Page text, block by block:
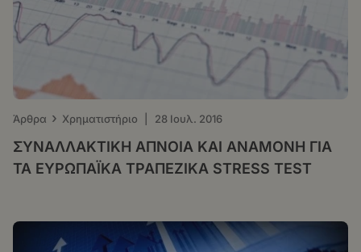
Άρθρα › Χρηματιστήριο 28 Ιουλ. 2016
ΣΥΝΑΛΛΑΚΤΙΚΗ ΑΠΝΟΙΑ ΚΑΙ ΑΝΑΜΟΝΗ ΓΙΑ
ΤΑ ΕΥΡΩΠΑΪΚΑ ΤΡΑΠΕΖΙΚΑ STRESS TEST